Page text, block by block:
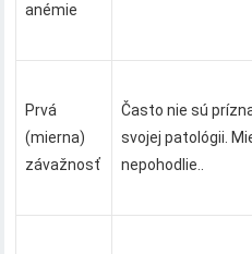
anémie
Prvá
(mierna)
závažnosť
Často nie sú
svojej patológii.
nepohodlie..